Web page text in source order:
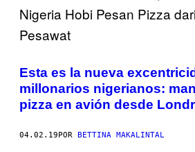
Esta es la nueva
millonarios nigerianos:
pizza en avión desde
04.02.19 POR BETTINA MAKALINTAL